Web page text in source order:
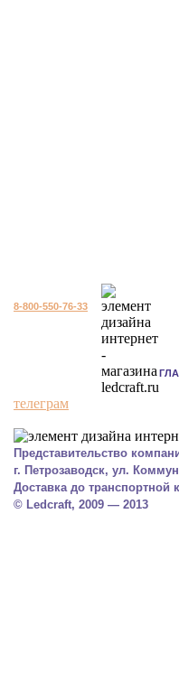
8-800-550-76-33
телеграм
Представительство
г. Петрозаводск, ул.
Доставка до транспортной
© Ledcraft, 2009 — 2013